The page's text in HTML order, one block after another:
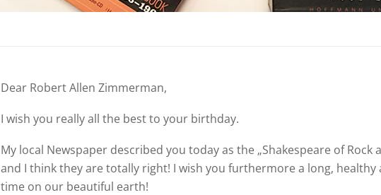
Dear Robert Allen Zimmerman,
I wish you really all the best to your birthday.
My local Newspaper described you today as the „Shakespeare of Rock
and I think they are totally right! I wish you furthermore a long, healthy
time on our beautiful earth!